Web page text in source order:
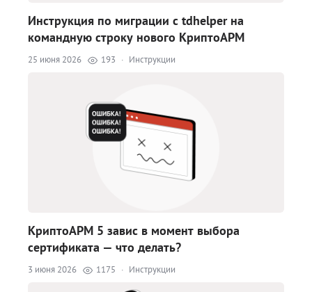
Инструкция по миграции с tdhelper на
командную строку нового КриптоАРМ
25 июня 2026 193 · Инструкции
КриптоАРМ 5 завис в момент выбора
сертификата — что делать?
3 июня 2026 1175 · Инструкции